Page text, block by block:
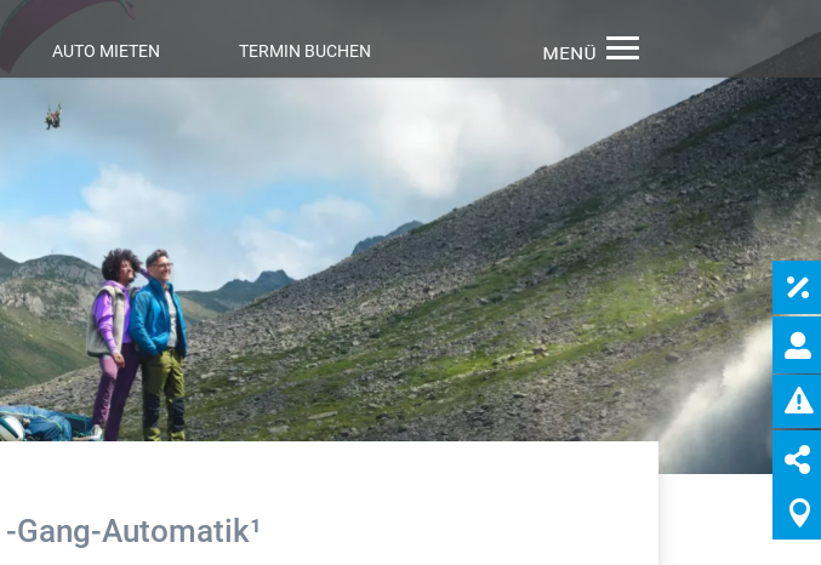
AUTO MIETEN TERMIN BUCHEN
Gang-Automatik¹




